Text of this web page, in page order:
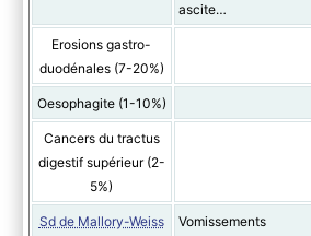
ascite…
Erosions gastro-
duodénales (7-20%)
Oesophagite (1-10%)
Cancers du tractus
digestif supérieur (2-
5%)
Sd de Mallory-Weiss
Vomissements